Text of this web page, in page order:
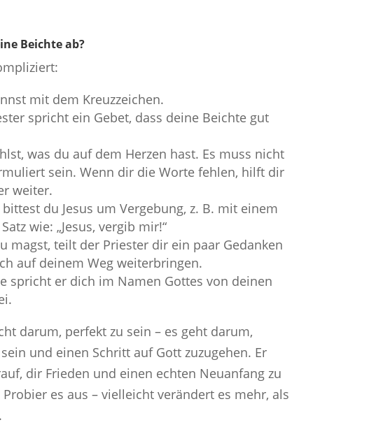
Beichte ab?
mit dem Kreuzzeichen.
spricht ein Gebet, dass deine Beichte gut
was du auf dem Herzen hast. Es muss nicht
sein. Wenn dir die Worte fehlen, hilft dir
weiter.
du Jesus um Vergebung, z. B. mit einem
wie: „Jesus, vergib mir!“
magst, teilt der Priester dir ein paar Gedanken
auf deinem Weg weiterbringen.
spricht er dich im Namen Gottes von deinen
darum, perfekt zu sein – es geht darum,
und einen Schritt auf Gott zuzugehen. Er
dir Frieden und einen echten Neuanfang zu
Probier es aus – vielleicht verändert es mehr, als